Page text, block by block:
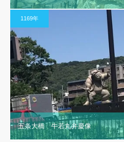
1169年
五条大橋 牛若丸弁慶像